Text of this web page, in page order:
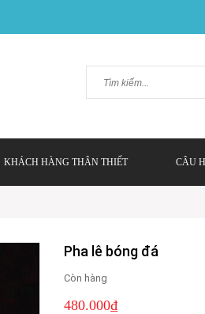
KHÁCH HÀNG THÂN THIẾT CÂU
Pha lê bóng đá
Còn hàng
480.000₫